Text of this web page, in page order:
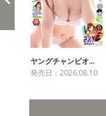
ヤングチャンピオ…
発売日：2026.08.10